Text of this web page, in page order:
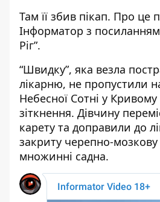
Там її збив пікап. Про це
Інформатор з
Ріг”.
“Швидку”, яка везла
лікарню, не пропустили
Небесної Сотні у Кривому
зіткнення. Дівчину
карету та доправили до
закриту черепно-мозкову
множинні садна.